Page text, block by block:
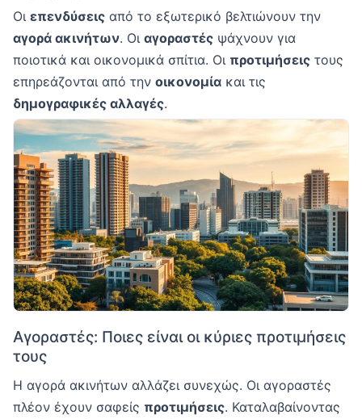
Οι επενδύσεις από το εξωτερικό βελτιώνουν την
αγορά ακινήτων. Οι αγοραστές ψάχνουν για
ποιοτικά και οικονομικά σπίτια. Οι προτιμήσεις τους
επηρεάζονται από την οικονομία και τις
δημογραφικές αλλαγές.
Αγοραστές: Ποιες είναι οι κύριες προτιμήσεις
τους
Η αγορά ακινήτων αλλάζει συνεχώς. Οι αγοραστές
πλέον έχουν σαφείς προτιμήσεις. Καταλαβαίνοντας